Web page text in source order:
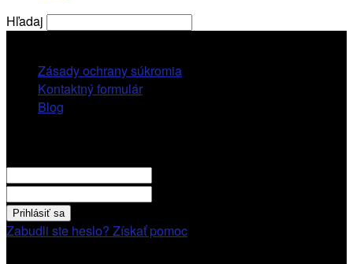
Hľadaj
Zásady ochrany súkromia
Kontaktný formulár
Blog
Zabudli ste heslo? Získať pomoc